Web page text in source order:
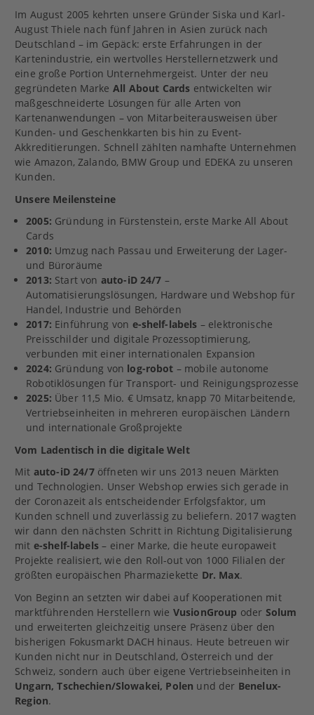
Im August 2005 kehrten unsere Gründer Siska und Karl-
August Thiele nach fünf Jahren in Asien zurück nach
Deutschland – im Gepäck: erste Erfahrungen in der
Kartenindustrie, ein wertvolles Herstellernetzwerk und
eine große Portion Unternehmergeist. Unter der neu
gegründeten Marke All About Cards entwickelten wir
maßgeschneiderte Lösungen für alle Arten von
Kartenanwendungen – von Mitarbeiterausweisen über
Kunden- und Geschenkkarten bis hin zu Event-
Akkreditierungen. Schnell zählten namhafte Unternehmen
wie Amazon, Zalando, BMW Group und EDEKA zu unseren
Kunden.
Unsere Meilensteine
2005: Gründung in Fürstenstein, erste Marke All About
Cards
2010: Umzug nach Passau und Erweiterung der Lager-
und Büroräume
2013: Start von auto-iD 24/7 –
Automatisierungslösungen, Hardware und Webshop für
Handel, Industrie und Behörden
2017: Einführung von e-shelf-labels – elektronische
Preisschilder und digitale Prozessoptimierung,
verbunden mit einer internationalen Expansion
2024: Gründung von log-robot – mobile autonome
Robotiklösungen für Transport- und Reinigungsprozesse
2025: Über 11,5 Mio. € Umsatz, knapp 70 Mitarbeitende,
Vertriebseinheiten in mehreren europäischen Ländern
und internationale Großprojekte
Vom Ladentisch in die digitale Welt
Mit auto-iD 24/7öffneten wir uns 2013 neuen Märkten
und Technologien. Unser Webshop erwies sich gerade in
der Coronazeit als entscheidender Erfolgsfaktor, um
Kunden schnell und zuverlässig zu beliefern. 2017 wagten
wir dann den nächsten Schritt in Richtung Digitalisierung
mit e-shelf-labels– einer Marke, die heute europaweit
Projekte realisiert, wie den Roll-out von 1000 Filialen der
größten europäischen Pharmaziekette Dr. Max.
Von Beginn an setzten wir dabei auf Kooperationen mit
marktführenden Herstellern wie VusionGroup oder Solum
und erweiterten gleichzeitig unsere Präsenz über den
bisherigen Fokusmarkt DACH hinaus. Heute betreuen wir
Kunden nicht nur in Deutschland, Österreich und der
Schweiz, sondern auch über eigene Vertriebseinheiten in
Ungarn, Tschechien/Slowakei, Polen und der Benelux-
Region.